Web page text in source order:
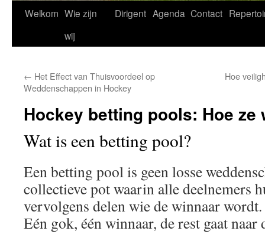
Welkom Wie zijn
wij
Dirigent Agenda Contact
← Het Effect van Thuisvoordeel op
Weddenschappen in Hockey
Hoe
Hockey betting pools: Hoe ze
Wat is een betting pool?
Een betting pool is geen losse
collectieve pot waarin alle deelnemers
vervolgens delen wie de winnaar
Eén gok, één winnaar, de rest gaat naar